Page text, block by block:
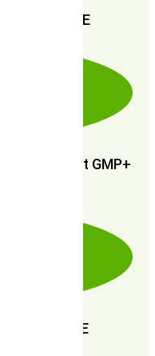
100% FIABLE
GMP+ FSA et GMP+
DE